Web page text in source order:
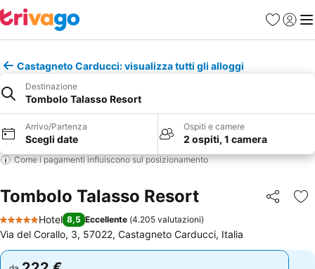
PreferitiAccedi
Castagneto Carducci: visualizza tutti gli alloggi
Destinazione
Tombolo Talasso Resort
Arrivo/Partenza
Scegli date
Ospiti e camere
2 ospiti, 1 camera
Come i pagamenti influiscono sul posizionamento
Tombolo Talasso Resort Condividi
5 Stelle
Hotel 8,5 Eccellente (4.205 valutazioni)
Via del Corallo, 3, 57022, Castagneto Carducci, Italia